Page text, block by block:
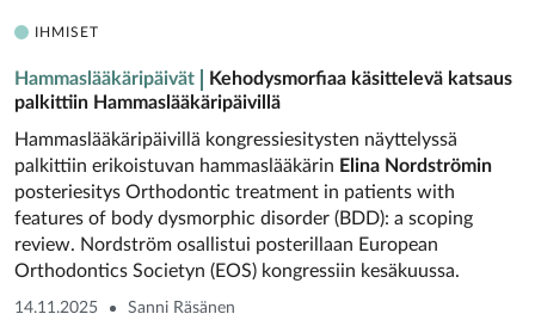
IHMISET
Hammaslääkäripäivät
Kehodysmorfiaa ­käsittelevä katsaus
palkittiin Hammaslääkäripäivillä
Hammaslääkäripäivillä kongressiesitysten näyttelyssä
palkittiin erikoistuvan hammaslääkärin Elina Nordströmin
posteriesitys Orthodontic treatment in patients with
features of body dysmorphic disorder (BDD): a scoping
review. Nordström osallistui posterillaan European
Orthodontics Societyn (EOS) kongressiin kesäkuussa.
14.11.2025 Sanni Räsänen